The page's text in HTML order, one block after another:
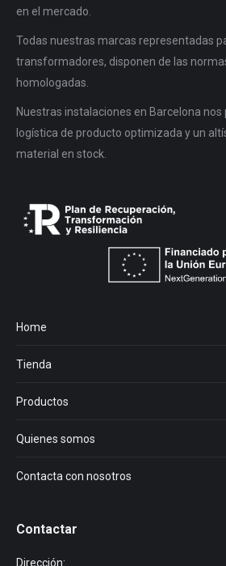
en el mercado.
Todas nuestras marcas representadas
transformadores, disponen de las
homologadas.
Nuestras instalaciones en Barcelona
logística de producto optimizada y un
material en stock.
Home
Tienda
Productos
Quienes somos
Contacta con nosotros
Contactar
Dirección: